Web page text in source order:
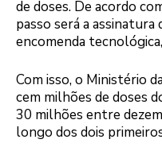
de doses. De acordo
passo será a
encomenda
Com isso, o Ministério
cem milhões de doses
30 milhões entre
longo dos dois